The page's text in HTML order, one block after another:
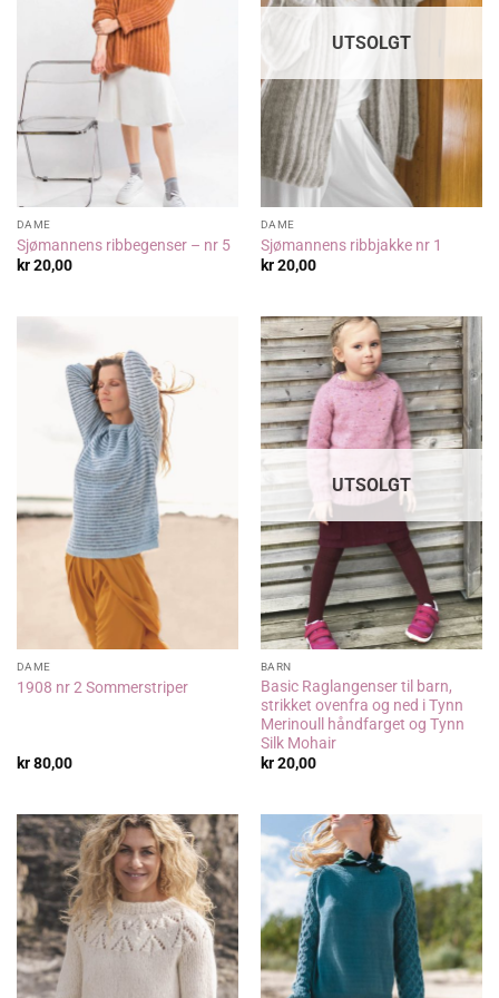
DAME
Sjømannens ribbegenser – nr 5
kr20,00
UTSOLGT
DAME
Sjømannens ribbjakke nr 1
kr20,00
DAME
1908 nr 2 Sommerstriper
kr80,00
UTSOLGT
BARN
Basic Raglangenser til barn,
strikket ovenfra og ned i Tynn
Merinoull håndfarget og Tynn
Silk Mohair
kr20,00